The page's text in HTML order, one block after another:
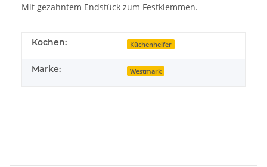
Mit gezahntem Endstück zum Festklemmen.
Kochen: Küchenhelfer
Marke: Westmark